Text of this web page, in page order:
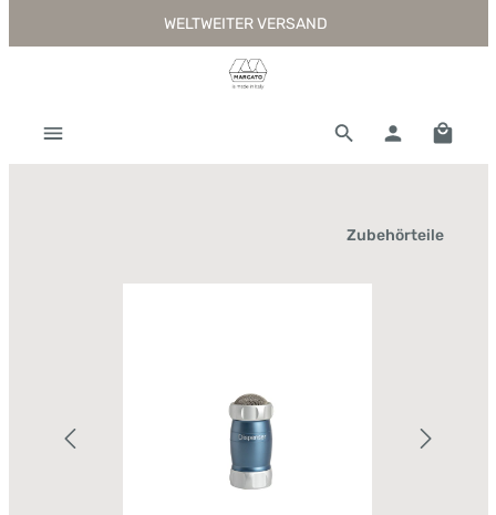
Zum Hauptinhalt springenWELTWEITER VERSAND
Zubehörteile